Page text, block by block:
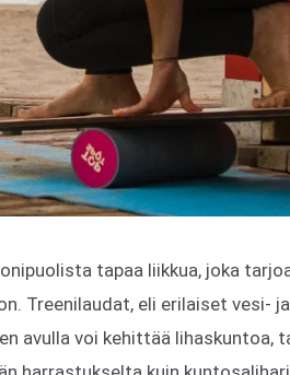
tapaa liikkua, joka
Treenilaudat, eli erilaiset vesi-
avulla voi kehittää lihaskuntoa,